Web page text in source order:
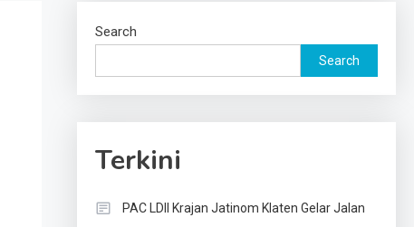
Search
Search
Terkini
PAC LDII Krajan Jatinom Klaten Gelar Jalan